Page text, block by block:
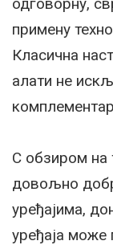
примену
Класична
алати не
С обзиром на
довољно
уређајима,
уређаја може